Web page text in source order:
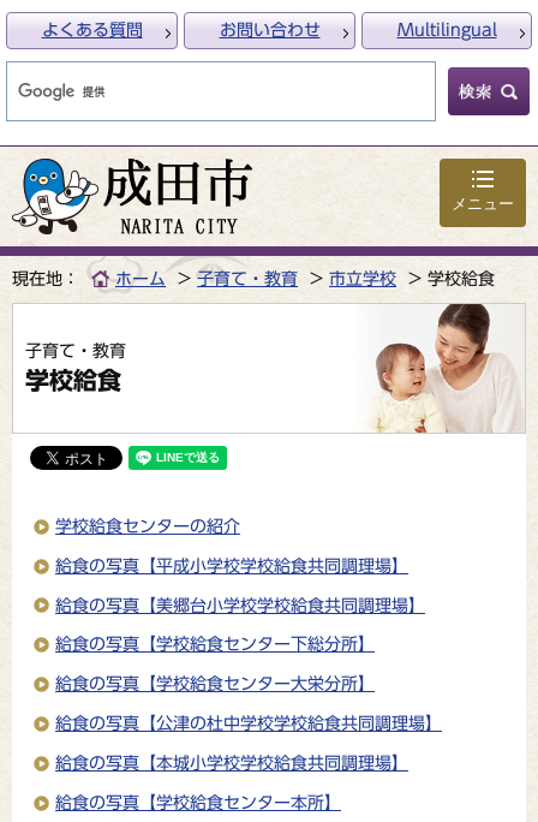
メニュー
よくある質問 お問い合わせ Multilingual
現在地： ホーム 子育て・教育 市立学校 学校給食
子育て・教育
学校給食
学校給食センターの紹介
給食の写真【平成小学校学校給食共同調理場】
給食の写真【美郷台小学校学校給食共同調理場】
給食の写真【学校給食センター下総分所】
給食の写真【学校給食センター大栄分所】
給食の写真【公津の杜中学校学校給食共同調理場】
給食の写真【本城小学校学校給食共同調理場】
給食の写真【学校給食センター本所】